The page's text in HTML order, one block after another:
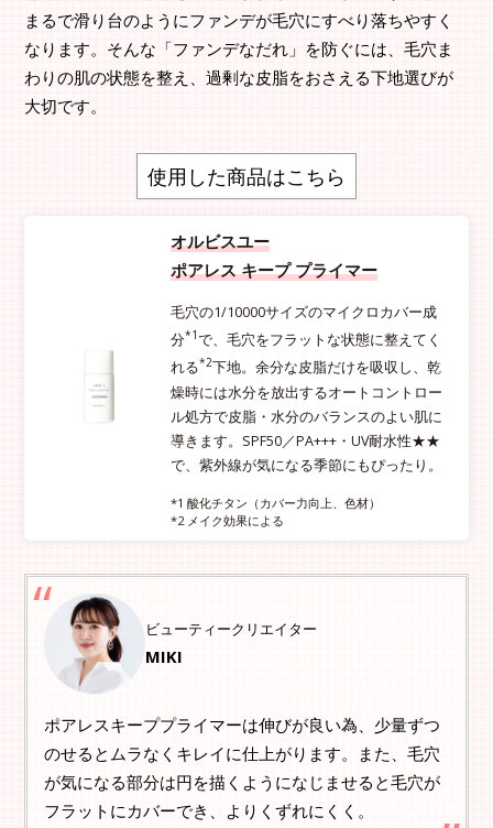
まるで滑り台のようにファンデが毛穴にすべり落ちやすく
なります。そんな「ファンデなだれ」を防ぐには、毛穴ま
わりの肌の状態を整え、過剰な皮脂をおさえる下地選びが
大切です。
使用した商品はこちら
オルビスユー
ポアレス キープ プライマー
毛穴の1/10000サイズのマイクロカバー成
分*1で、毛穴をフラットな状態に整えてく
れる*2下地。余分な皮脂だけを吸収し、乾
燥時には水分を放出するオートコントロー
ル処方で皮脂・水分のバランスのよい肌に
導きます。SPF50／PA+++・UV耐水性★★
で、紫外線が気になる季節にもぴったり。
*1 酸化チタン（カバー力向上、色材）
*2 メイク効果による
ビューティークリエイター
MIKI
ポアレスキーププライマーは伸びが良い為、少量ずつ
のせるとムラなくキレイに仕上がります。また、毛穴
が気になる部分は円を描くようになじませると毛穴が
フラットにカバーでき、よりくずれにくく。